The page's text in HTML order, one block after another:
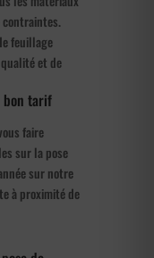
feuillage
et de
bon tarif
faire
sur la pose
sur notre
à proximité de